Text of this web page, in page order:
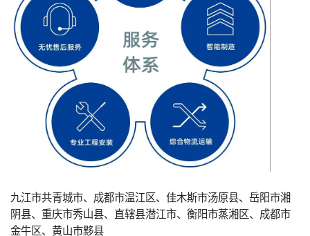
九江市共青城市、成都市温江区、佳木斯市汤原县、岳阳市湘
阴县、重庆市秀山县、直辖县潜江市、衡阳市蒸湘区、成都市
金牛区、黄山市黟县